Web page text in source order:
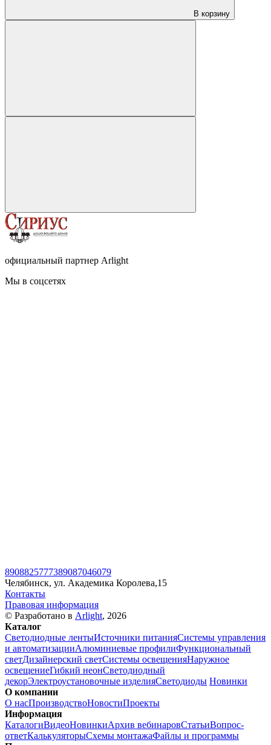
В корзину
официальный партнер Arlight
Мы в соцсетях
8908825777389087046079
Челябинск, ул. Академика Королева,15
Контакты
Правовая информация
© Разработано в Arlight, 2026
Каталог
Светодиодные лентыИсточники питанияСистемы управления
и автоматизацииАлюминиевые профилиФункциональный
светДизайнерский светСистемы освещенияНаружное
освещениеГибкий неонСветодиодный
декорЭлектроустановочные изделияСветодиоды Новинки
О компании
О насПроизводствоНовостиПроекты
Информация
КаталогиВидеоНовинкиАрхив вебинаровСтатьиВопрос-
ответКалькуляторыСхемы монтажаФайлы и программы